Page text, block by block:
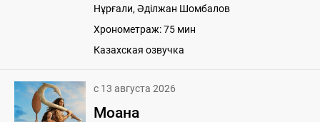
Нұрғали, Әділжан Шомбалов
Хронометраж: 75 мин
Казахская озвучка
с 13 августа 2026
Моана